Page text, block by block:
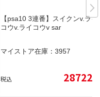
【psa10 3連番】スイクンv.ライ
コウv.ライコウv sar
マイストア在庫： 3957
税込 28722